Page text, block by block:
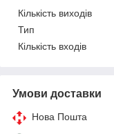
Кількість виходів
Тип
Кількість входів
Умови доставки
Нова Пошта